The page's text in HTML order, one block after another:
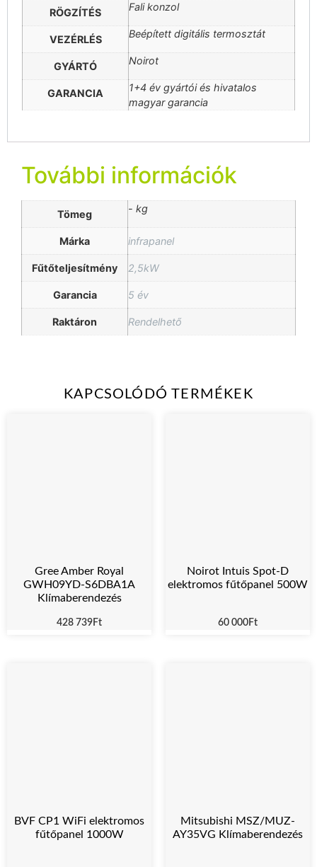
RÖGZÍTÉS Fali konzol
VEZÉRLÉS Beépített digitális termosztát
GYÁRTÓ Noirot
GARANCIA
1+4 év gyártói és hivatalos
magyar garancia
További információk
Tömeg - kg
Márka infrapanel
Fűtőteljesítmény 2,5kW
Garancia 5 év
Raktáron Rendelhető
KAPCSOLÓDÓ TERMÉKEK
Gree Amber Royal
GWH09YD-S6DBA1A
Klímaberendezés
428 739Ft
Noirot Intuis Spot-D
elektromos fűtőpanel 500W
60 000Ft
BVF CP1 WiFi elektromos
fűtőpanel 1000W
Mitsubishi MSZ/MUZ-
AY35VG Klímaberendezés